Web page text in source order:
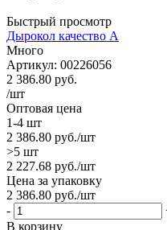
Быстрый просмотр
Дырокол качество A
Много
Артикул: 00226056
2 386.80 руб.
/шт
Оптовая цена
1-4 шт
2 386.80 руб./шт
>5 шт
2 227.68 руб./шт
Цена за упаковку
2 386.80 руб./шт
-
В корзину